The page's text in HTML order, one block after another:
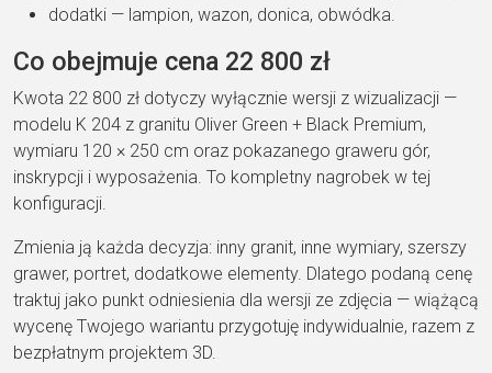
dodatki — lampion, wazon, donica, obwódka.
Co obejmuje cena 22 800 zł
Kwota 22 800 zł dotyczy wyłącznie wersji z wizualizacji —
modelu K 204 z granitu Oliver Green + Black Premium,
wymiaru 120 × 250 cm oraz pokazanego graweru gór,
inskrypcji i wyposażenia. To kompletny nagrobek w tej
konfiguracji.
Zmienia ją każda decyzja: inny granit, inne wymiary, szerszy
grawer, portret, dodatkowe elementy. Dlatego podaną cenę
traktuj jako punkt odniesienia dla wersji ze zdjęcia — wiążącą
wycenę Twojego wariantu przygotuję indywidualnie, razem z
bezpłatnym projektem 3D.